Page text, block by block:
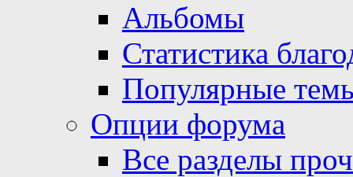
Альбомы
Статистика
Популярные
Опции форума
Все разделы